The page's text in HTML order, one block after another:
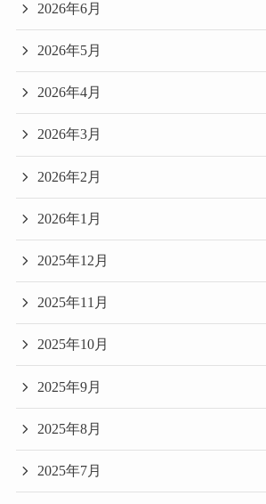
2026年6月
2026年5月
2026年4月
2026年3月
2026年2月
2026年1月
2025年12月
2025年11月
2025年10月
2025年9月
2025年8月
2025年7月